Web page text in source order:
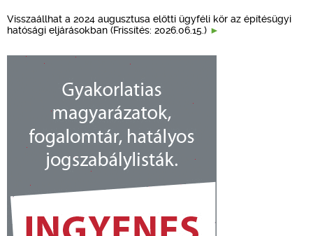
Visszaállhat a 2024 augusztusa előtti ügyféli kör az építésügyi
hatósági eljárásokban (Frissítés: 2026.06.15.)